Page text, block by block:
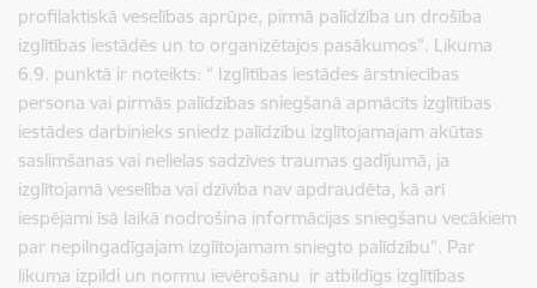
profilaktiskā veselības aprūpe, pirmā palīdzība un drošība
izglītības iestādēs un to organizētajos pasākumos”. Likuma
6.9. punktā ir noteikts: “ Izglītības iestādes ārstniecības
persona vai pirmās palīdzības sniegšanā apmācīts izglītības
iestādes darbinieks sniedz palīdzību izglītojamajam akūtas
saslimšanas vai nelielas sadzīves traumas gadījumā, ja
izglītojamā veselība vai dzīvība nav apdraudēta, kā arī
iespējami īsā laikā nodrošina informācijas sniegšanu vecākiem
par nepilngadīgajam izglītojamam sniegto palīdzību”. Par
likuma izpildi un normu ievērošanu ir atbildīgs izglītības